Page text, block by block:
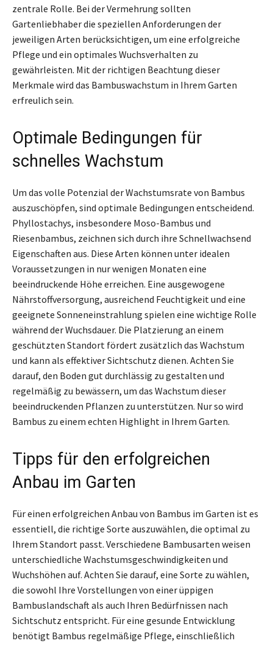
zentrale Rolle. Bei der Vermehrung sollten
Gartenliebhaber die speziellen Anforderungen der
jeweiligen Arten berücksichtigen, um eine erfolgreiche
Pflege und ein optimales Wuchsverhalten zu
gewährleisten. Mit der richtigen Beachtung dieser
Merkmale wird das Bambuswachstum in Ihrem Garten
erfreulich sein.
Optimale Bedingungen für
schnelles Wachstum
Um das volle Potenzial der Wachstumsrate von Bambus
auszuschöpfen, sind optimale Bedingungen entscheidend.
Phyllostachys, insbesondere Moso-Bambus und
Riesenbambus, zeichnen sich durch ihre Schnellwachsend
Eigenschaften aus. Diese Arten können unter idealen
Voraussetzungen in nur wenigen Monaten eine
beeindruckende Höhe erreichen. Eine ausgewogene
Nährstoffversorgung, ausreichend Feuchtigkeit und eine
geeignete Sonneneinstrahlung spielen eine wichtige Rolle
während der Wuchsdauer. Die Platzierung an einem
geschützten Standort fördert zusätzlich das Wachstum
und kann als effektiver Sichtschutz dienen. Achten Sie
darauf, den Boden gut durchlässig zu gestalten und
regelmäßig zu bewässern, um das Wachstum dieser
beeindruckenden Pflanzen zu unterstützen. Nur so wird
Bambus zu einem echten Highlight in Ihrem Garten.
Tipps für den erfolgreichen
Anbau im Garten
Für einen erfolgreichen Anbau von Bambus im Garten ist es
essentiell, die richtige Sorte auszuwählen, die optimal zu
Ihrem Standort passt. Verschiedene Bambusarten weisen
unterschiedliche Wachstumsgeschwindigkeiten und
Wuchshöhen auf. Achten Sie darauf, eine Sorte zu wählen,
die sowohl Ihre Vorstellungen von einer üppigen
Bambuslandschaft als auch Ihren Bedürfnissen nach
Sichtschutz entspricht. Für eine gesunde Entwicklung
benötigt Bambus regelmäßige Pflege, einschließlich